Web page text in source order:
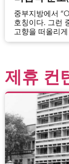
중부지방에서
호칭이다. 그런
고향을 떠올리
나는 잠시나마
제휴 컨